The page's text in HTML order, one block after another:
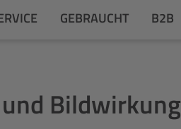
GEBRAUCHT B2B
Bildwirkung